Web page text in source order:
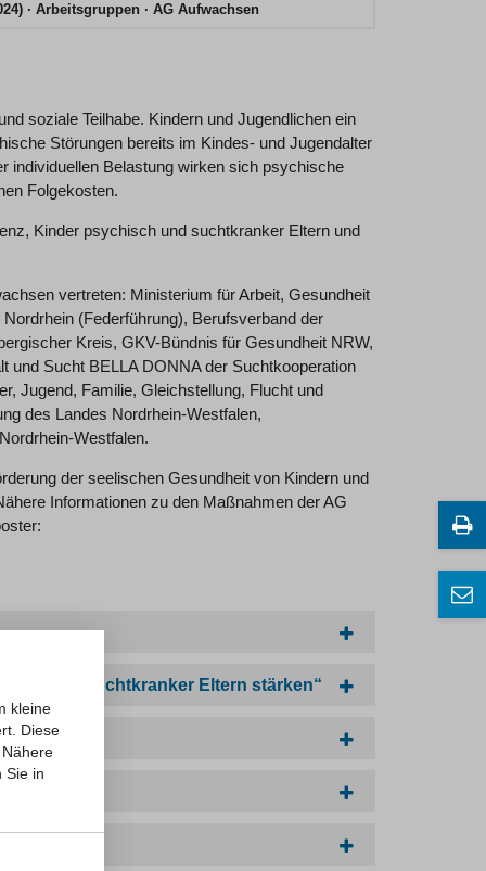
Arbeitsgruppen AG Aufwachsen
soziale Teilhabe. Kindern und Jugendlichen ein
Störungen bereits im Kindes- und Jugendalter
individuellen Belastung wirken sich psychische
Folgekosten.
Kinder psychisch und suchtkranker Eltern und
vertreten: Ministerium für Arbeit, Gesundheit
(Federführung), Berufsverband der
Kreis, GKV-Bündnis für Gesundheit NRW,
und Sucht BELLA DONNA der Suchtkooperation
Jugend, Familie, Gleichstellung, Flucht und
des Landes Nordrhein-Westfalen,
Westfalen.
der seelischen Gesundheit von Kindern und
Informationen zu den Maßnahmen der AG
und suchtkranker Eltern stärken“
kleine
Diese
Nähere
Sie in